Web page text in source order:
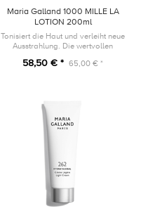
Maria Galland 1000 MILLE LA
LOTION 200ml
Tonisiert die Haut und verleiht neue
Ausstrahlung. Die wertvollen
glätten und bereiten die Haut auf
58,50 € * 65,00 € *